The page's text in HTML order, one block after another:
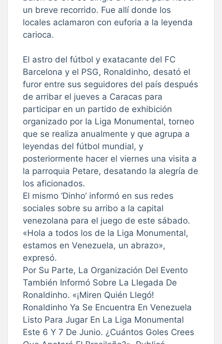
un breve recorrido. Fue allí donde los
locales aclamaron con euforia a la leyenda
carioca.
El astro del fútbol y exatacante del FC
Barcelona y el PSG, Ronaldinho, desató el
furor entre sus seguidores del país después
de arribar el jueves a Caracas para
participar en un partido de exhibición
organizado por la Liga Monumental, torneo
que se realiza anualmente y que agrupa a
leyendas del fútbol mundial, y
posteriormente hacer el viernes una visita a
la parroquia Petare, desatando la alegría de
los aficionados.
El mismo ‘Dinho’ informó en sus redes
sociales sobre su arribo a la capital
venezolana para el juego de este sábado.
«Hola a todos los de la Liga Monumental,
estamos en Venezuela, un abrazo»,
expresó.
Por Su Parte, La Organización Del Evento
También Informó Sobre La Llegada De
Ronaldinho. «¡Miren Quién Llegó!
Ronaldinho Ya Se Encuentra En Venezuela
Listo Para Jugar En La Liga Monumental
Este 6 Y 7 De Junio. ¿Cuántos Goles Crees